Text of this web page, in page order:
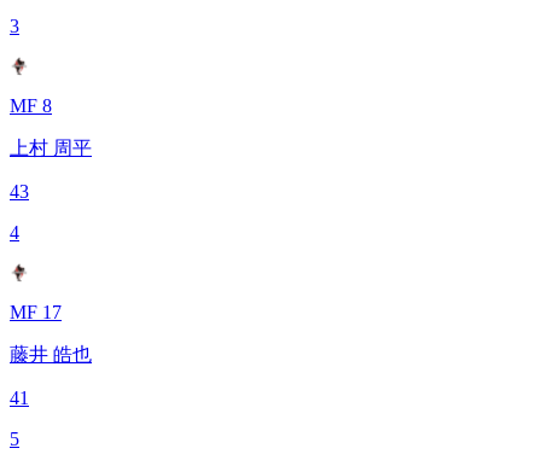
3
MF 8
上村 周平
43
4
MF 17
藤井 皓也
41
5